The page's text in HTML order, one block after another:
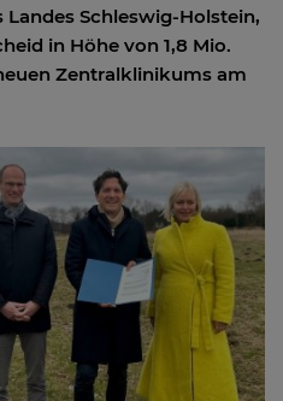
Schleswig-Holstein,
in Höhe von 1,8 Mio.
Zentralklinikums am